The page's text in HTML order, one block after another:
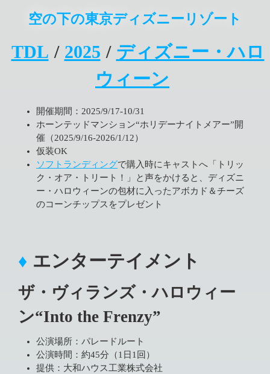
空の下の東京ディズニーリゾート
TDL / 2025 / ディズニー・ハロ
ウィーン
開催期間：2025/9/17-10/31
ホーンテッドマンション“ホリデーナイトメアー”開
催（2025/9/16-2026/1/12）
仮装OK
ソフトランディングで購入時にキャストへ「トリッ
ク・オア・トリート！」と声をかけると、ディズニ
ー・ハロウィーンの包材に入ったアボカド＆チーズ
のコーンチップスをプレゼント
エンターテイメント
ザ・ヴィランズ・ハロウィー
ン“Into the Frenzy”
公演場所：パレードルート
公演時間：約45分（1日1回）
提供：大和ハウス工業株式会社